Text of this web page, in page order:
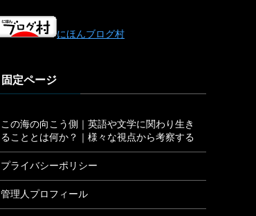
にほんブログ村
固定ページ
この海の向こう側｜英語や文学に関わり生き
ることとは何か？｜様々な視点から考察する
プライバシーポリシー
管理人プロフィール